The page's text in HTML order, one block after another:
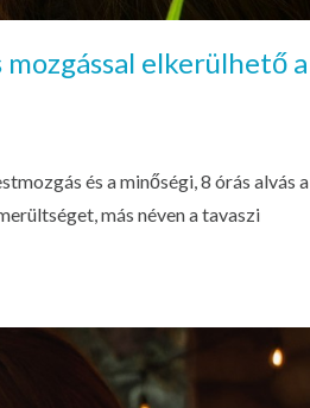
elkerülhető a
és a minőségi, 8 órás alvás a
más néven a tavaszi